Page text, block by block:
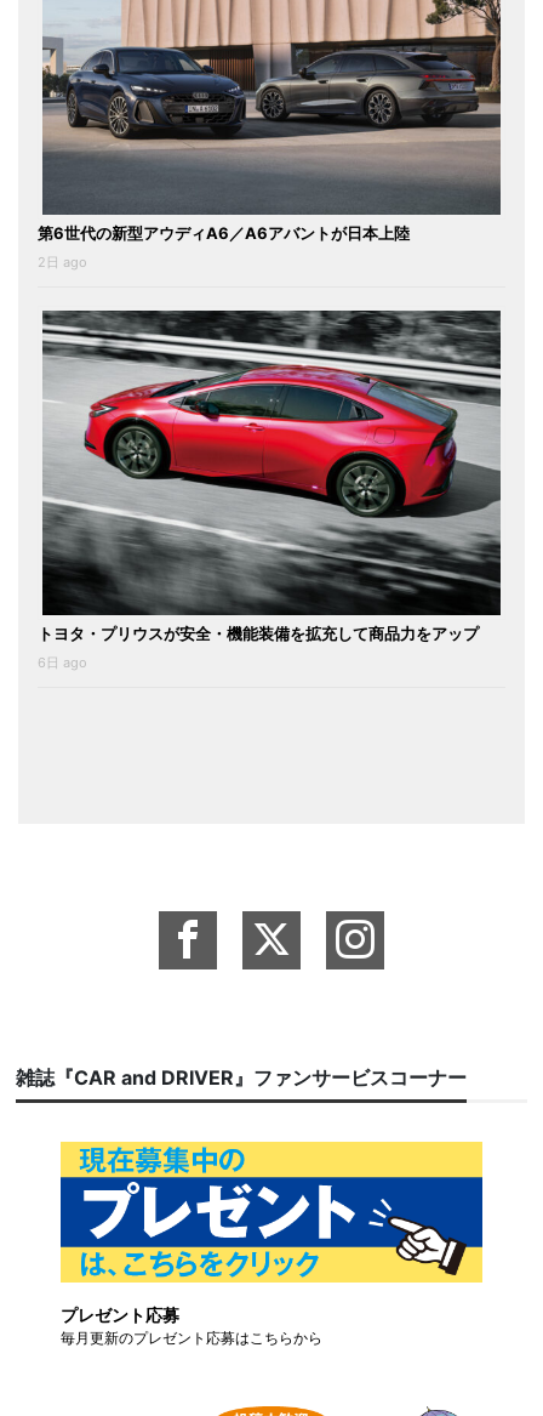
第6世代の新型アウディA6／A6アバントが日本上陸
2日 ago
トヨタ・プリウスが安全・機能装備を拡充して商品力をアップ
6日 ago
雑誌『CAR and DRIVER』ファンサービスコーナー
プレゼント応募
毎月更新のプレゼント応募はこちらから